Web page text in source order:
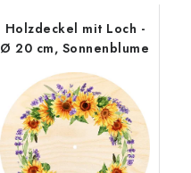
Holzdeckel mit Loch -
Ø 20 cm, Sonnenblume